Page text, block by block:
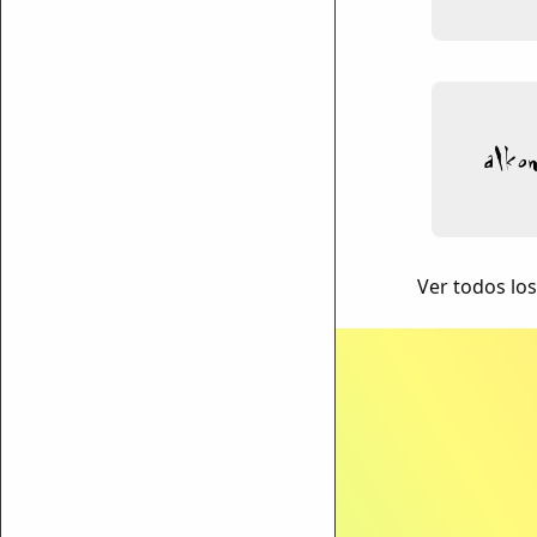
Ver todos